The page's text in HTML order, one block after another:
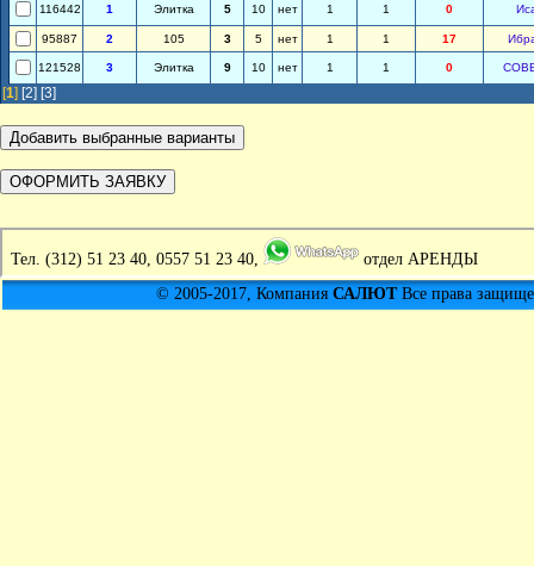
116442 1 Элитка 5 10 нет 1 1 0
95887 2 105 3 5 нет 1 1 17
121528 3 Элитка 9 10 нет 1 1 0
[1] [2] [3]
Тел. (312) 51 23 40, 0557 51 23 40,
отдел АРЕНДЫ
© 2005-2017, Компания САЛЮТВсе права